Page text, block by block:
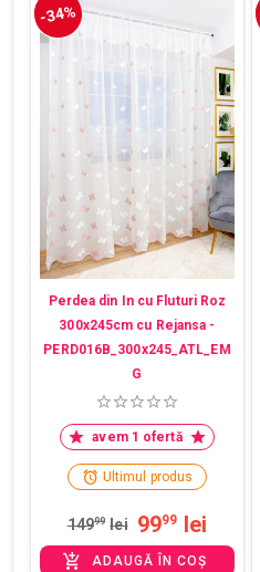
-34%
Perdea din In cu Fluturi Roz
300x245cm cu Rejansa -
PERD016B_300x245_ATL_EM
G
avem 1 ofertă
Ultimul produs
14999 lei 9999 lei
ADAUGĂ ÎN COȘ